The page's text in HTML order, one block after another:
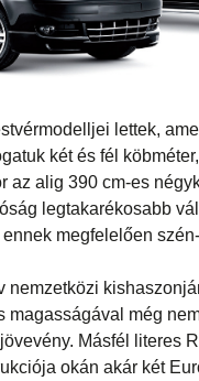
lettek,
két és fél
az alig 390 cm-es
legtakarékosabb
megfelelően
még
Másfél literes
okán akár két